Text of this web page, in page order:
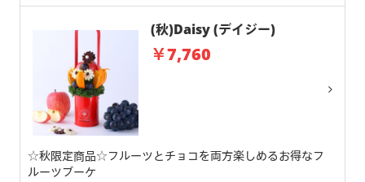
(秋)Daisy (デイジー)
￥7,760
☆秋限定商品☆フルーツとチョコを両方楽しめるお得なフ
ルーツブーケ